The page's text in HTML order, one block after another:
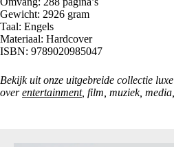
Gewicht: 2926 gram
Taal: Engels
Materiaal: Hardcover
ISBN: 9789020985047
Bekijk uit onze uitgebreide collectie
overentertainment, film, muziek,